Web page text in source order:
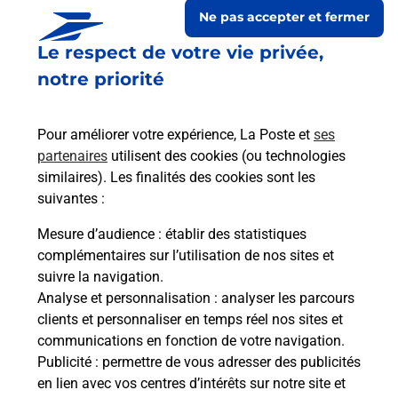
Le respect de votre vie privée,
notre priorité
Pour améliorer votre expérience, La Poste et ses
partenaires utilisent des cookies (ou technologies
similaires). Les finalités des cookies sont les
suivantes :
Mesure d’audience : établir des statistiques
complémentaires sur l’utilisation de nos sites et
suivre la navigation.
Analyse et personnalisation : analyser les parcours
clients et personnaliser en temps réel nos sites et
communications en fonction de votre navigation.
Publicité : permettre de vous adresser des publicités
en lien avec vos centres d’intérêts sur notre site et
Ne pas accepter et fermer
Prochaine collecte du courriersamedià 09h00
200 Route Du Chef Lieu
74540 Mures
Itinéraire
Le lien s'ouvre dans un nouvel onglet